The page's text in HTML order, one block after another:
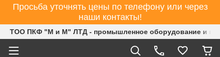
Просьба уточнять цены по телефону или через
наши контакты!
ТОО ПКФ "М и М" ЛТД - промышленное оборудование и